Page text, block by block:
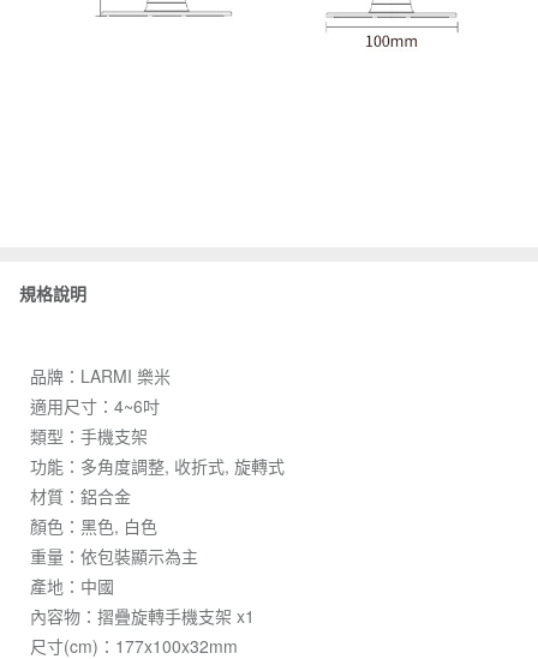
規格說明
品牌：LARMI 樂米
適用尺寸：4~6吋
類型：手機支架
功能：多角度調整, 收折式, 旋轉式
材質：鋁合金
顏色：黑色, 白色
重量：依包裝顯示為主
產地：中國
內容物：摺疊旋轉手機支架 x1
尺寸(cm)：177x100x32mm